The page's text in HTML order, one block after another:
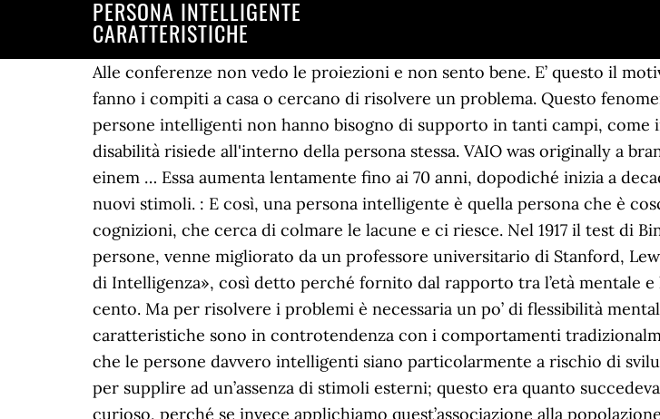
PERSONA INTELLIGENTE
CARATTERISTICHE
Alle conferenze non vedo le proiezioni e non sento bene. E’ questo il motivo per cui i bambini parlano spesso ad alta voce quando fanno i compiti a casa o cercano di risolvere un problema. Questo fenomeno è spiegato in modo semplice da una teoria evolutiva: le persone intelligenti non hanno bisogno di supporto in tanti campi, come invece accade agli altri. Sheldon, du bist ein kluger Kerl. La disabilità risiede all'interno della persona stessa. VAIO was originally a brand of Sony, introduced in 1996. Sie werden mit einem Namen, einem … Essa aumenta lentamente fino ai 70 anni, dopodiché inizia a decadere. Per migliorare la plasticità neurale è necessario cercare nuovi stimoli. : E così, una persona intelligente è quella persona che è cosciente della incompiutezza, dell'imperfezione delle sue cognizioni, che cerca di colmare le lacune e ci riesce. Nel 1917 il test di Binet, che misura l’età intellettiva – o «mentale» – delle persone, venne migliorato da un professore universitario di Stanford, Lewis Terman, il quale introdusse il concetto di QI, o «Quoziente di Intelligenza», così detto perché fornito dal rapporto tra l’età mentale e l’età fisica, o cronologica, del soggetto moltiplicata per cento. Ma per risolvere i problemi è necessaria un po’ di flessibilità mentale, e questa si ottiene creando nuove connessioni. Queste caratteristiche sono in controtendenza con i comportamenti tradizionalmente adottati dall’uomo nella sua evoluzione. Inoltre, sembra che le persone davvero intelligenti siano particolarmente a rischio di sviluppare delle dipendenze, in quanto le vedono come un modo per supplire ad un’assenza di stimoli esterni; questo era quanto succedeva anche al personaggio di Sherlock Holmes. Questo fatto è curioso, perché se invece applichiamo quest’associazione alla popolazione mondiale generale (cioè non considerando solo i più intelligenti), la quantità di amici e la soddisfazione provata sono direttamente proporzionali. Gli studi sostengono che, tra le persone intelligenti, il numero di amici e la soddisfazione o il benessere generali percepiti sono inversamente proporzionali. Una persona intelligente è quella che trova una buona soluzione in un conflitto interpersonale, è in grado di capire il motivo per cui si sente male emotivamente o può esprimere un potente messaggio attraverso la parola scritta o le immagini. Stando ad uno studio del 2009 degli psicologi Kristin e Timothy Jay, la quantità di diverse parolacce che siamo capaci di dire è legata all’intelligenza. Così, invece di aprire una strada chiara e dritta verso il suo cuore, dissemina di mine tutto il percorso: è un sistema efficace per capire se la persona in questione fa veramente sul serio! Che cosa hanno in comune le persone intelligenti? Per loro, dunque, avere compagnia può rivelarsi più un “impiccio” che una fonte d’aiuto. L’intelligenza fluida, invece, è data dalla capacità di reagire adeguatamente di fronte a stimoli nuovi, cresce fino a circa 30 anni e poi declina lentamente. Pertanto, per svilupparla è essenziale rimanere aperti a nuove idee, e quanto più queste si allontanano dal pensiero convenzionale, meglio è. Ciò è confermato da uno studio realizzato dalla London School of Economics and Political Science, secondo il quale le persone conservatrici mostravano un QI medio di 95 punti, mentre coloro che si dichiaravano molto liberali mostravano un QI di 106 punti. Uno dei due gruppi venne inserito in un ufficio con delle scrivanie disordinate, l’altro in un ufficio con le scrivanie immacolate. Traduzioni in contesto per "persona intelligente" in italiano-tedesco da Reverso Context: la persona più intelligente, una persona intelligente A questo proposito, citiamo un curioso studio svolto da Kathleen Vohs e i suoi collaboratori, che selezionarono alcuni volontari, dividendoli in modo casuale in gruppi. Infatti, una ricerca effettuata presso l’Università di Sydney ha scoperto che esiste una relazione tra la plasticità neurale e l’intelligenza. Infatti, una ricerca effettuata dall’Università del Texas ha rivelato che quando una persona è esaurita la corteccia prefrontale funziona a metà della sua normale capacità perché diminuisce in modo significativo il flusso di sangue verso queste aree del cervello. “Ci sono pittori che dipingono il sole come una macchia gialla, ma ce ne sono altri che, grazie alla loro arte e intelligenza, trasformano una macchia gialla nel sole” (Pablo Picasso). Ciononostante, su internet e persino sulla stampa scritta non mancano redattori che non rinunciano all’uso del linguaggio cosiddetto “volgare”. I neuroscienziati della Harvard University fecero correre alcune persone per 30 minuti circa mentre altre realizzarono degli esercizi di stretching. The personae he inhabits are rarely loners, however. Le decisioni possono essere sbagliate, ma anche loro sono pronti a correggerle. Infatti, recentemente le neuroscienze hanno scoperto che durante il sonno il cervello si libera dei prodotti di scarto del metabolismo. Se non ci credete, provate a pensare al disrdine che regnava sulla scrivania di Einstein, ad esempio. Der Schweizer Psychologe C. G. Jung übertrug den Begriff in die Tiefenpsychologie und schrieb: Die Persona \"ist aber, wie ihr Name sagt, nur eine Maske der Kollektivpsyche, eine Maske, die Individualität vortäuscht, die andere und einen selber glauben macht, man sei individuell, während es doch nur eine gespielte Rolle ist, in der die Kollektivpsyche spricht.\"[4] \"Sie ist ein Kompromiß zwischen Individuum und Sozietät über das, 'als wa… Le sue doti